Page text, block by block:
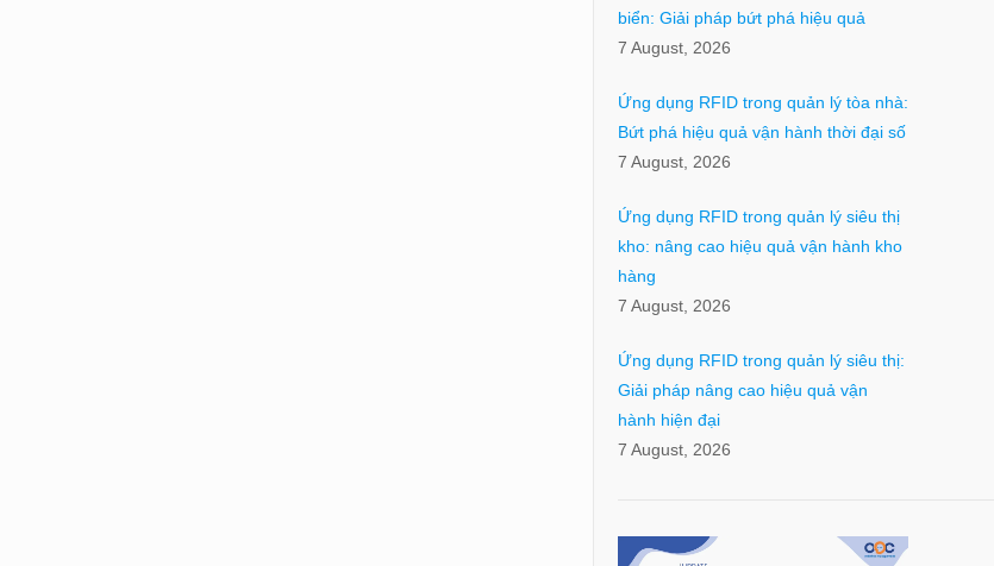
biển: Giải pháp bứt phá hiệu quả
7 August, 2026
Ứng dụng RFID trong quản lý tòa nhà:
Bứt phá hiệu quả vận hành thời đại số
7 August, 2026
Ứng dụng RFID trong quản lý siêu thị
kho: nâng cao hiệu quả vận hành kho
hàng
7 August, 2026
Ứng dụng RFID trong quản lý siêu thị:
Giải pháp nâng cao hiệu quả vận
hành hiện đại
7 August, 2026